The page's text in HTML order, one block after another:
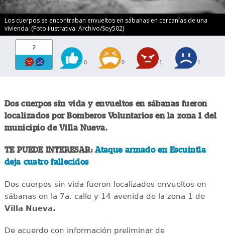
Los cuerpos se encontraban envueltos en sábanas en cercanías de una
vivienda. (Foto ilustrativa: Archivo/Soy502)
2
0 0 1 1
Dos cuerpos sin vida y envueltos en sábanas fueron
localizados por Bomberos Voluntarios en la zona 1 del
municipio de Villa Nueva.
TE PUEDE INTERESAR:Ataque armado en Escuintla
deja cuatro fallecidos
Dos cuerpos sin vida fueron localizados envueltos en
sábanas en la 7a. calle y 14 avenida de la zona 1 de
Villa Nueva.
De acuerdo con información preliminar de